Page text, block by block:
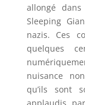
allongé
Sleeping
nazis. Ces
quelques
nuisance
qu’ils sont